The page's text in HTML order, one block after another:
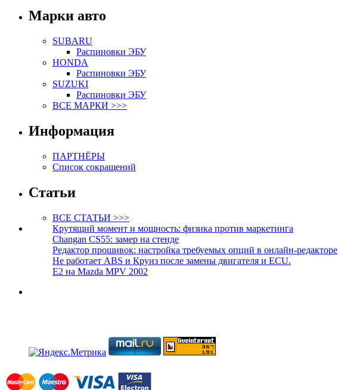
Марки авто
SUBARU
Распиновки ЭБУ
HONDA
Распиновки ЭБУ
SUZUKI
Распиновки ЭБУ
ВСЕ МАРКИ >>>
Информация
ПАРТНЁРЫ
Список сокращений
Статьи
ВСЕ СТАТЬИ >>>
Крутящий момент и мощность: физика против маркетинга
Changan CS55: замер на стенде
Редактор прошивок: настройка требуемых опций в онлайн-редакторе
Не работает ABS и Круиз после замены двигателя и ECU.
E2 на Mazda MPV 2002